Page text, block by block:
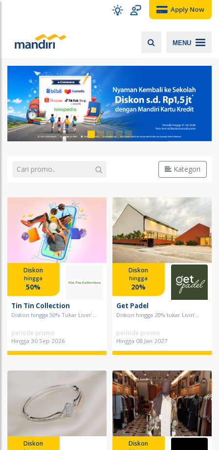
Apply Now
MENU
Kategori
Diskon
hingga
50%
Tin Tin Collection
Diskon hingga 50% Tukar Livin'...
periode promo
Hingga 30 Sep 2026
Diskon
hingga
20%
Get Padel
Diskon hingga 20% tukar Livin’...
periode promo
Hingga 08 Jan 2027
Diskon Diskon